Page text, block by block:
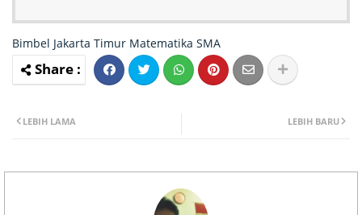
Bimbel Jakarta Timur Matematika SMA
LEBIH BARU
LEBIH LAMA